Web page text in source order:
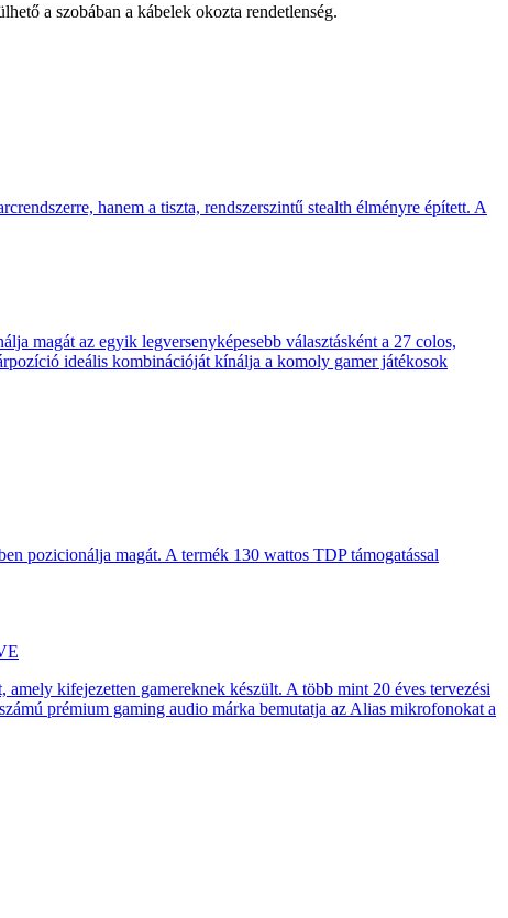
a szobában a kábelek okozta rendetlenség.
hanem a tiszta, rendszerszintű stealth élményre épített. A
magát az egyik legversenyképesebb választásként a 27 colos,
ideális kombinációját kínálja a komoly gamer játékosok
pozicionálja magát. A termék 130 wattos TDP támogatással
kifejezetten gamereknek készült. A több mint 20 éves tervezési
prémium gaming audio márka bemutatja az Alias mikrofonokat a